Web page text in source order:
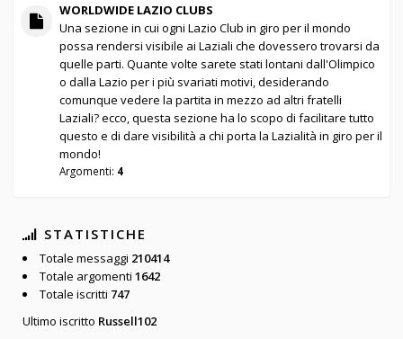
WORLDWIDE LAZIO CLUBS
Una sezione in cui ogni Lazio Club in giro per il mondo
possa rendersi visibile ai Laziali che dovessero trovarsi da
quelle parti. Quante volte sarete stati lontani dall'Olimpico
o dalla Lazio per i più svariati motivi, desiderando
comunque vedere la partita in mezzo ad altri fratelli
Laziali? ecco, questa sezione ha lo scopo di facilitare tutto
questo e di dare visibilità a chi porta la Lazialità in giro per il
mondo!
Argomenti: 4
STATISTICHE
Totale messaggi 210414
Totale argomenti 1642
Totale iscritti 747
Ultimo iscritto Russell102